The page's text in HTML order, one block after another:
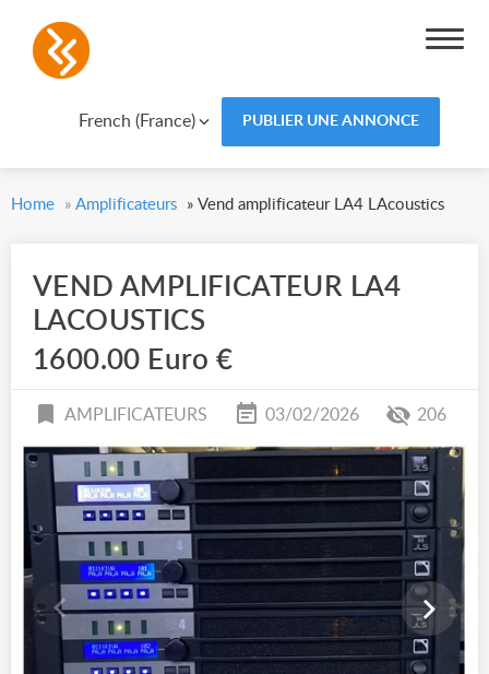
French (France) PUBLIER UNE ANNONCE
Home » Amplificateurs » Vend amplificateur LA4 LAcoustics
VEND AMPLIFICATEUR LA4
LACOUSTICS
1600.00 Euro €
AMPLIFICATEURS 03/02/2026 206